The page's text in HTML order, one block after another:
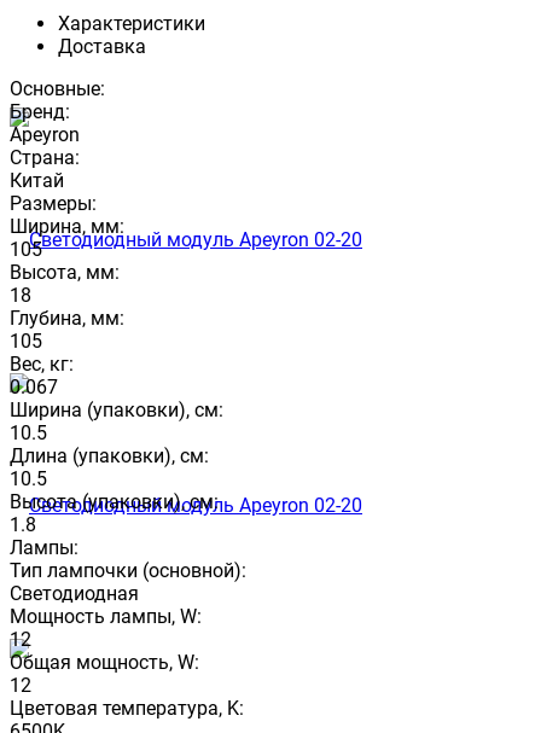
Характеристики
Доставка
Основные:
Бренд:
Apeyron
Страна:
Китай
Размеры:
Ширина, мм:
105
Высота, мм:
18
Глубина, мм:
105
Вес, кг:
0.067
Ширина (упаковки), см:
10.5
Длина (упаковки), см:
10.5
Высота (упаковки), см:
1.8
Лампы:
Тип лампочки (основной):
Светодиодная
Мощность лампы, W:
12
Общая мощность, W:
12
Цветовая температура, K: